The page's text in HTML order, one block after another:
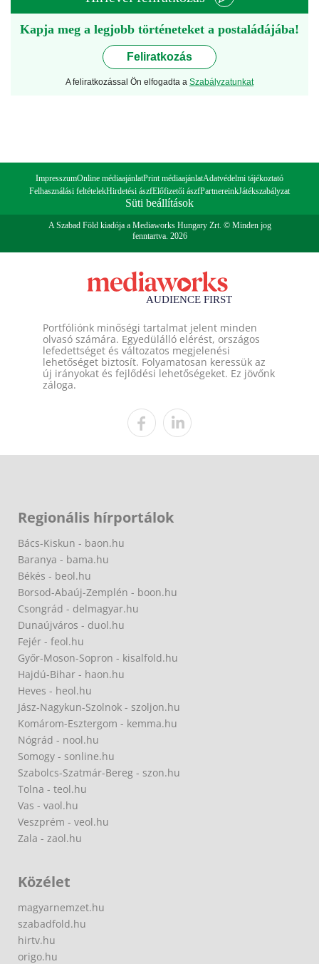
Kapja meg a legjobb történeteket a postaládájába!
Feliratkozás
A feliratkozással Ön elfogadta a Szabályzatunkat
ImpresszumOnline médiaajánlatPrint médiaajánlatAdatvédelmi tájékoztató
Felhasználási feltételekHirdetési ászfElőfizetői ászfPartnereinkJátékszabályzat
Süti beállítások
A Szabad Föld kiadója a Mediaworks Hungary Zrt. © Minden jog
fenntartva. 2026
Portfóliónk minőségi tartalmat jelent minden
olvasó számára. Egyedülálló elérést, országos
lefedettséget és változatos megjelenési
lehetőséget biztosít. Folyamatosan keressük az
új irányokat és fejlődési lehetőségeket. Ez jövőnk
záloga.
Regionális hírportálok
Bács-Kiskun - baon.hu
Baranya - bama.hu
Békés - beol.hu
Borsod-Abaúj-Zemplén - boon.hu
Csongrád - delmagyar.hu
Dunaújváros - duol.hu
Fejér - feol.hu
Győr-Moson-Sopron - kisalfold.hu
Hajdú-Bihar - haon.hu
Heves - heol.hu
Jász-Nagykun-Szolnok - szoljon.hu
Komárom-Esztergom - kemma.hu
Nógrád - nool.hu
Somogy - sonline.hu
Szabolcs-Szatmár-Bereg - szon.hu
Tolna - teol.hu
Vas - vaol.hu
Veszprém - veol.hu
Zala - zaol.hu
Közélet
magyarnemzet.hu
szabadfold.hu
hirtv.hu
origo.hu